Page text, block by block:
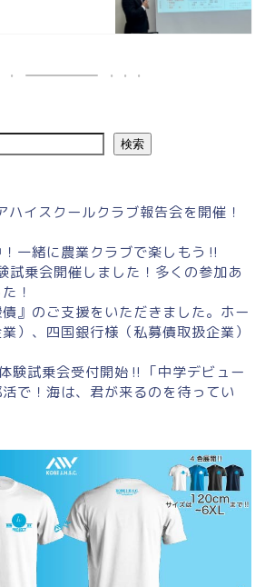
検索
ハイスクールクラブ報告会を開催！
一緒に農業クラブで楽しもう‼
試乗会開催しました！多くの参加あ
！
』のご支援をいただきました。ホー
）、四国銀行様（私募債取扱企業）
験試乗会受付開始‼「中学デビュー
で！海は、君が来るのを待ってい